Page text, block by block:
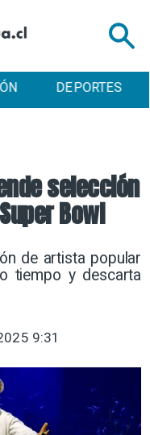
DEPORTES
selección
Bowl
de artista popular
tiempo y descarta
9:31